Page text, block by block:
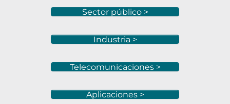
Sector público >
Industria >
Telecomunicaciones >
Aplicaciones >